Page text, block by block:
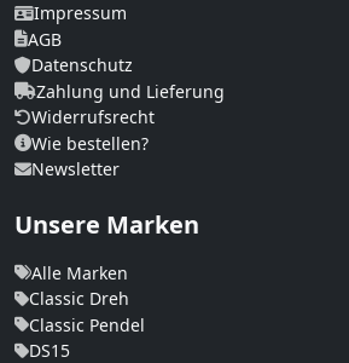
Impressum
AGB
Datenschutz
Zahlung und Lieferung
Widerrufsrecht
Wie bestellen?
Newsletter
Unsere Marken
Alle Marken
Classic Dreh
Classic Pendel
DS15